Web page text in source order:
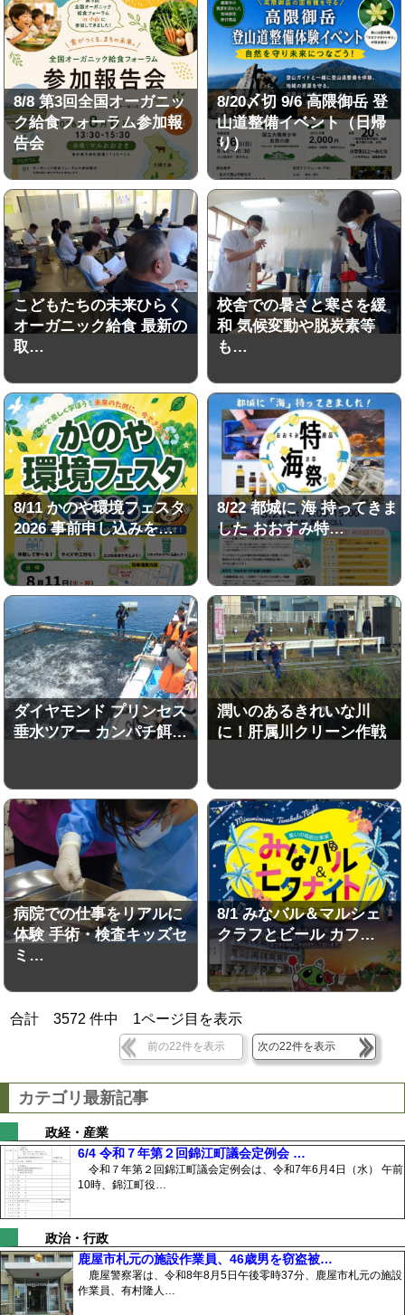
8/8 第3回全国オーガニッ
ク給食フォーラム参加報
告会
8/20〆切 9/6 高隈御岳 登
山道整備イベント（日帰
り）
こどもたちの未来ひらく
オーガニック給食 最新の
取…
校舎での暑さと寒さを緩
和 気候変動や脱炭素等
も…
8/11 かのや環境フェスタ
2026 事前申し込みを…
8/22 都城に 海 持ってきま
した おおすみ特…
ダイヤモンド プリンセス
垂水ツアー カンパチ餌…
潤いのあるきれいな川
に！肝属川クリーン作戦
病院での仕事をリアルに
体験 手術・検査キッズセ
ミ…
8/1 みなバル＆マルシェ
クラフとビール カフ…
合計3572 件中 1ページ目を表示
前の22件を表示 次の22件を表示
カテゴリ最新記事
政経・産業
6/4 令和７年第２回錦江町議会定例会 …
令和７年第２回錦江町議会定例会は、令和7年6月4日（水） 午前
10時、錦江町役…
政治・行政
鹿屋市札元の施設作業員、46歳男を窃盗被…
鹿屋警察署は、令和8年8月5日午後零時37分、鹿屋市札元の施設
作業員、有村隆人…